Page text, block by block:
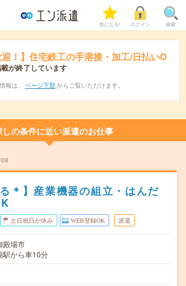
気になる! ログイン 検索
迎！】住宅鉄工の手溶接・加工/日払いO
が終了しています
報は、 ページ下部 からご覧いただけます。
しの条件に近い派遣のお仕事
＊】産業機器の組立・はんだ
土日祝日が休み WEB登録OK 派遣
殿場市
駅から車10分